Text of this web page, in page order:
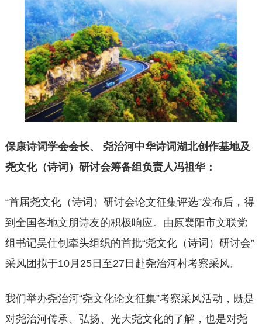
保康诗词学会会长、 尧治河中华诗词湖北创作基地及
尧文化（诗词）研讨会筹备组负责人冯祖华：
“首届尧文化（诗词）研讨会论文征集评选”发布后，得
到全国各地文朋诗友的积极响应。由原襄阳市文联党
组书记吴仕钊牵头组织的首批“尧文化（诗词）研讨会”
采风团拟于10月25日至27日赴尧治河村考察采风。
我们举办尧治河“尧文化论文征集”考察采风活动，既是
对尧治河传承、弘扬、光大尧文化的了解，也是对尧